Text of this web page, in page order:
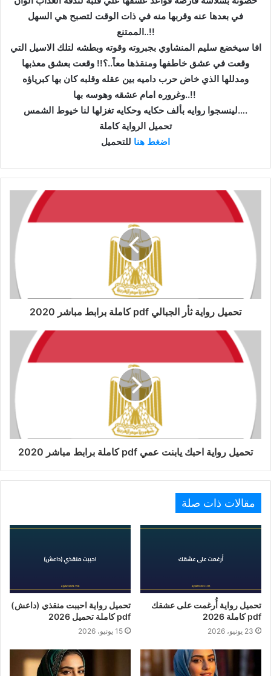
في بعدها عنه وقربها منه في ذات الوقت لتصبح هي السهل
الممتنع..!!
افا سيخضع سليم المنشاوي بجبروته وقوته وبطشه لتلك الاسيل التي
وقعت في عشق خاطفها ومنقذها معاً..؟!! وقعت بعشق معذبها
ومدللها الذي خاض حرب داميه بين عقله وقلبه كان بها كبرياؤه
وغروره امام عشقه وهوسه بها..!!
لينسجوا روايه بألف حكايه وحكايه تغزلها لنا خيوط الشمس….
تحميل الرواية كاملة
اضغط هنا للتحميل
تحميل رواية ثأر الجبالي pdf كاملة برابط مباشر 2020
تحميل رواية احبك يابنت عمي pdf كاملة برابط مباشر 2020
مقالات ذات صلة
تحميل رواية أُرغمت على عشقك
pdf كاملة 2026
23 يونيو، 2026
تحميل رواية احببت منقذي (داعش)
pdf كاملة تحميل 2026
15 يونيو، 2026